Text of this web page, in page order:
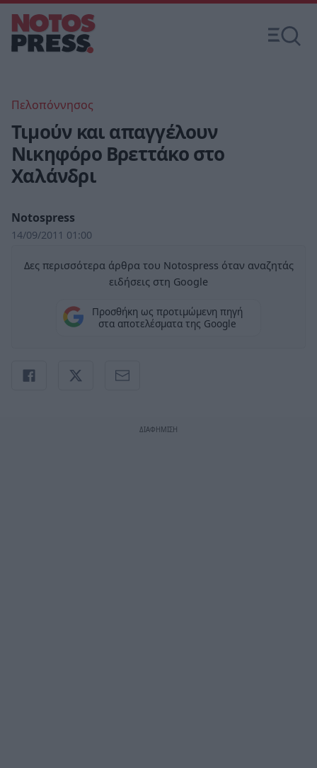
Πελοπόννησος
Τιμούν και απαγγέλουν
Νικηφόρο Βρεττάκο στο
Χαλάνδρι
Notospress
14/09/2011 01:00
Δες περισσότερα άρθρα του Notospress όταν αναζητάς
ειδήσεις στη Google
Προσθήκη ως προτιμώμενη πηγή
στα αποτελέσματα της Google